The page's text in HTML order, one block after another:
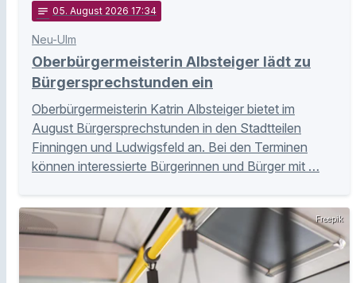
notes 05. August 2026 17:34
Neu-Ulm
Oberbürgermeisterin Albsteiger lädt zu
Bürgersprechstunden ein
Oberbürgermeisterin Katrin Albsteiger bietet im
August Bürgersprechstunden in den Stadtteilen
Finningen und Ludwigsfeld an. Bei den Terminen
können interessierte Bürgerinnen und Bürger mit …
Freepik